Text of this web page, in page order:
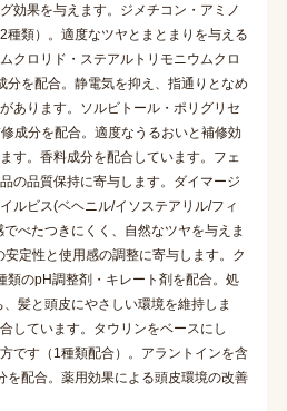
効果を与えます。ジメチコン・アミノ
種類）。適度なツヤとまとまりを与える
クロリド・ステアルトリモニウムクロ
分を配合。静電気を抑え、指通りとなめ
あります。ソルビトール・ポリグリセ
成分を配合。適度なうるおいと補修効
す。香料成分を配合しています。フェ
の品質保持に寄与します。ダイマージ
ルビス(ベヘニル/イソステアリル/フィ
べたつきにくく、自然なツヤを与えま
定性と使用感の調整に寄与します。ク
類のpH調整剤・キレート剤を配合。処
髪と頭皮にやさしい環境を維持しま
しています。タウリンをベースにし
です（1種類配合）。アラントインを含
を配合。薬用効果による頭皮環境の改善